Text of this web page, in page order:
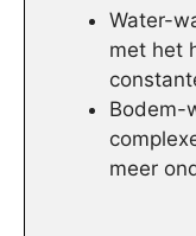
Water-
met het
Bodem-
meer